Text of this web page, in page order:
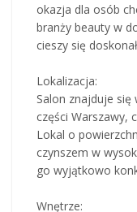
okazja dla osób
branży beauty w
cieszy się
Lokalizacja:
Salon znajduje
części Warszawy,
Lokal o
czynszem w
go wyjątkowo
Wnętrze: